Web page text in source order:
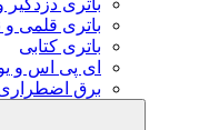
باتری قلمی و
باتری کتابی
ای پی اس و
برق اضطراری